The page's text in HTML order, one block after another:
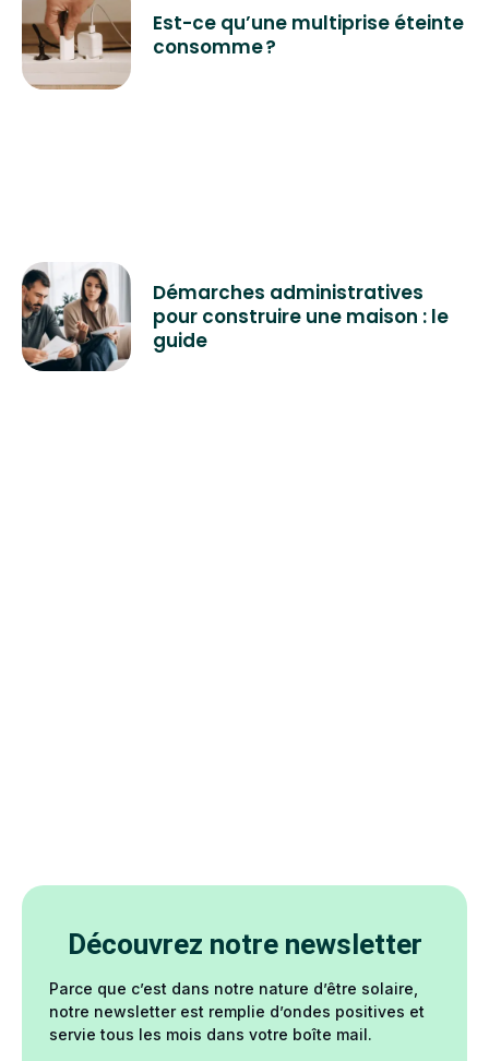
Est-ce qu’une multiprise éteinte
consomme ?
Démarches administratives
pour construire une maison : le
guide
Découvrez notre newsletter
Parce que c’est dans notre nature d’être solaire,
notre newsletter est remplie d’ondes positives et
servie tous les mois dans votre boîte mail.